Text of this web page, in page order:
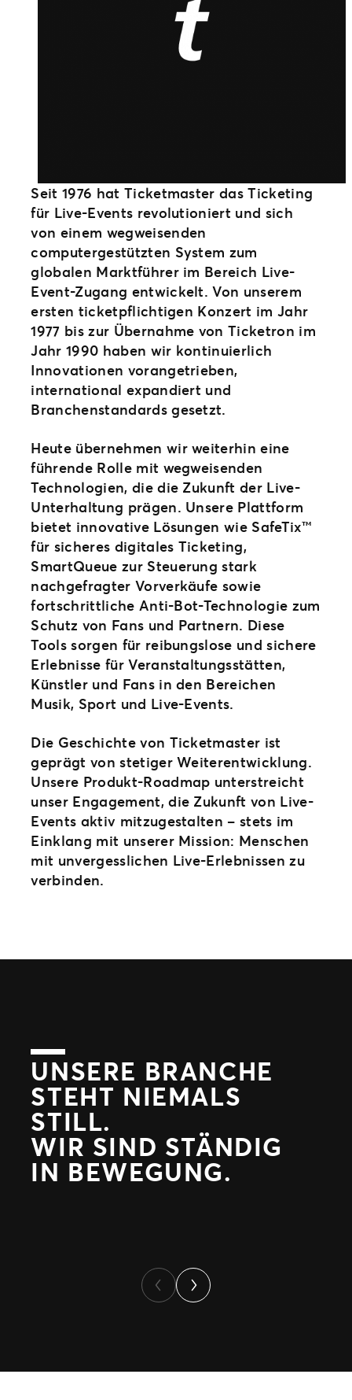
Seit 1976 hat Ticketmaster das Ticketing
für Live-Events revolutioniert und sich
von einem wegweisenden
computergestützten System zum
globalen Marktführer im Bereich Live-
Event-Zugang entwickelt. Von unserem
ersten ticketpflichtigen Konzert im Jahr
1977 bis zur Übernahme von Ticketron im
Jahr 1990 haben wir kontinuierlich
Innovationen vorangetrieben,
international expandiert und
Branchenstandards gesetzt.
Heute übernehmen wir weiterhin eine
führende Rolle mit wegweisenden
Technologien, die die Zukunft der Live-
Unterhaltung prägen. Unsere Plattform
bietet innovative Lösungen wie SafeTix™
für sicheres digitales Ticketing,
SmartQueue zur Steuerung stark
nachgefragter Vorverkäufe sowie
fortschrittliche Anti-Bot-Technologie zum
Schutz von Fans und Partnern. Diese
Tools sorgen für reibungslose und sichere
Erlebnisse für Veranstaltungsstätten,
Künstler und Fans in den Bereichen
Musik, Sport und Live-Events.
Die Geschichte von Ticketmaster ist
geprägt von stetiger Weiterentwicklung.
Unsere Produkt-Roadmap unterstreicht
unser Engagement, die Zukunft von Live-
Events aktiv mitzugestalten – stets im
Einklang mit unserer Mission: Menschen
mit unvergesslichen Live-Erlebnissen zu
verbinden.
UNSERE BRANCHE
STEHT NIEMALS
STILL.
WIR SIND STÄNDIG
IN BEWEGUNG.
2025
KI-gestützte Discovery
Von Ticketmaster bereitgestellte Ergebnisse
Previous
Next